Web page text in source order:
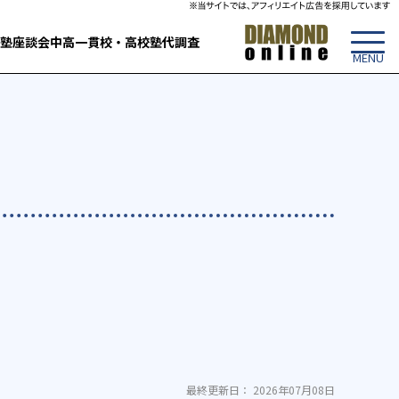
座談会中高一貫校・高校塾代調査
最終更新日： 2026年07月08日